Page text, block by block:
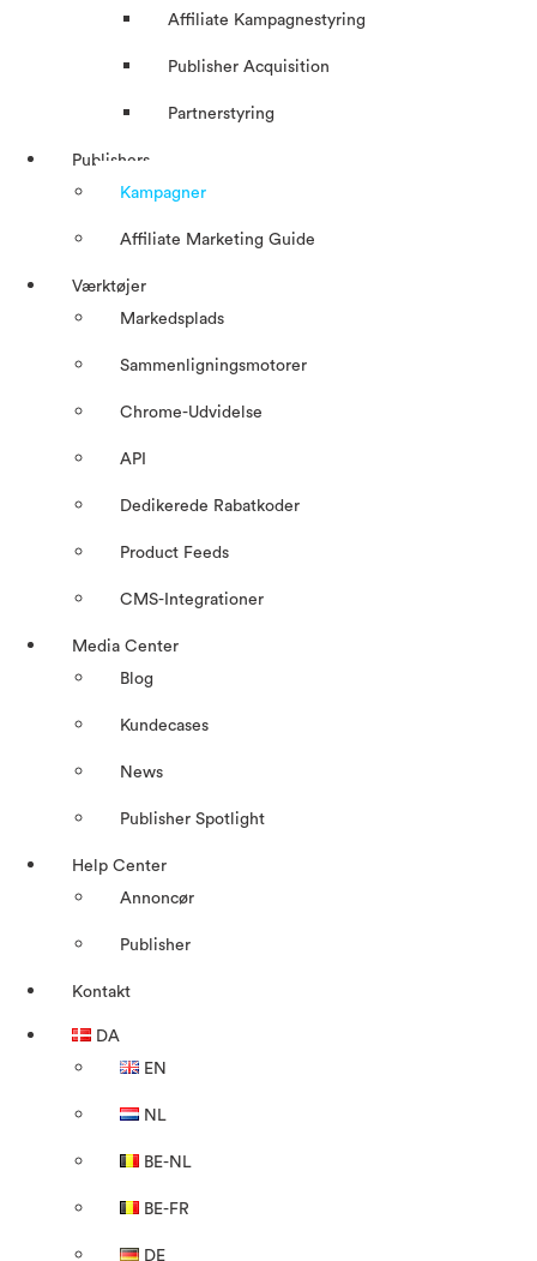
Affiliate Kampagnestyring
Publisher Acquisition
Partnerstyring
Publishers
Kampagner
Affiliate Marketing Guide
Værktøjer
Markedsplads
Sammenligningsmotorer
Chrome-Udvidelse
API
Dedikerede Rabatkoder
Product Feeds
CMS-Integrationer
Media Center
Blog
Kundecases
News
Publisher Spotlight
Help Center
Annoncør
Publisher
Kontakt
DA
EN
NL
BE-NL
BE-FR
DE